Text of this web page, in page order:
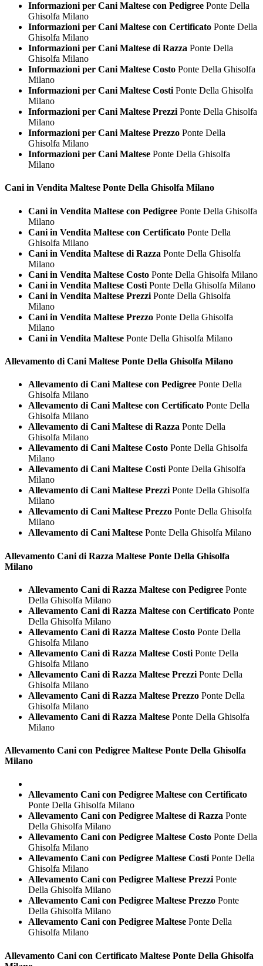
Informazioni per Cani Maltese con Pedigree Ponte Della
Ghisolfa Milano
Informazioni per Cani Maltese con Certificato Ponte Della
Ghisolfa Milano
Informazioni per Cani Maltese di Razza Ponte Della
Ghisolfa Milano
Informazioni per Cani Maltese Costo Ponte Della Ghisolfa
Milano
Informazioni per Cani Maltese Costi Ponte Della Ghisolfa
Milano
Informazioni per Cani Maltese Prezzi Ponte Della Ghisolfa
Milano
Informazioni per Cani Maltese Prezzo Ponte Della
Ghisolfa Milano
Informazioni per Cani Maltese Ponte Della Ghisolfa
Milano
Cani in Vendita Maltese Ponte Della Ghisolfa Milano
Cani in Vendita Maltese con Pedigree Ponte Della Ghisolfa
Milano
Cani in Vendita Maltese con Certificato Ponte Della
Ghisolfa Milano
Cani in Vendita Maltese di Razza Ponte Della Ghisolfa
Milano
Cani in Vendita Maltese Costo Ponte Della Ghisolfa Milano
Cani in Vendita Maltese Costi Ponte Della Ghisolfa Milano
Cani in Vendita Maltese Prezzi Ponte Della Ghisolfa
Milano
Cani in Vendita Maltese Prezzo Ponte Della Ghisolfa
Milano
Cani in Vendita Maltese Ponte Della Ghisolfa Milano
Allevamento di Cani Maltese Ponte Della Ghisolfa Milano
Allevamento di Cani Maltese con Pedigree Ponte Della
Ghisolfa Milano
Allevamento di Cani Maltese con Certificato Ponte Della
Ghisolfa Milano
Allevamento di Cani Maltese di Razza Ponte Della
Ghisolfa Milano
Allevamento di Cani Maltese Costo Ponte Della Ghisolfa
Milano
Allevamento di Cani Maltese Costi Ponte Della Ghisolfa
Milano
Allevamento di Cani Maltese Prezzi Ponte Della Ghisolfa
Milano
Allevamento di Cani Maltese Prezzo Ponte Della Ghisolfa
Milano
Allevamento di Cani Maltese Ponte Della Ghisolfa Milano
Allevamento Cani di Razza Maltese Ponte Della Ghisolfa
Milano
Allevamento Cani di Razza Maltese con Pedigree Ponte
Della Ghisolfa Milano
Allevamento Cani di Razza Maltese con Certificato Ponte
Della Ghisolfa Milano
Allevamento Cani di Razza Maltese Costo Ponte Della
Ghisolfa Milano
Allevamento Cani di Razza Maltese Costi Ponte Della
Ghisolfa Milano
Allevamento Cani di Razza Maltese Prezzi Ponte Della
Ghisolfa Milano
Allevamento Cani di Razza Maltese Prezzo Ponte Della
Ghisolfa Milano
Allevamento Cani di Razza Maltese Ponte Della Ghisolfa
Milano
Allevamento Cani con Pedigree Maltese Ponte Della Ghisolfa
Milano
Allevamento Cani con Pedigree Maltese con Certificato
Ponte Della Ghisolfa Milano
Allevamento Cani con Pedigree Maltese di Razza Ponte
Della Ghisolfa Milano
Allevamento Cani con Pedigree Maltese Costo Ponte Della
Ghisolfa Milano
Allevamento Cani con Pedigree Maltese Costi Ponte Della
Ghisolfa Milano
Allevamento Cani con Pedigree Maltese Prezzi Ponte
Della Ghisolfa Milano
Allevamento Cani con Pedigree Maltese Prezzo Ponte
Della Ghisolfa Milano
Allevamento Cani con Pedigree Maltese Ponte Della
Ghisolfa Milano
Allevamento Cani con Certificato Maltese Ponte Della Ghisolfa